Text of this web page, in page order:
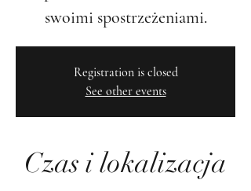
swoimi spostrzeżeniami.
Registration is closed
See other events
Czas i lokalizacja